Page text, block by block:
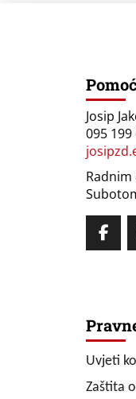
Josip
095 199
Radnim
Uvjeti
Zaštita